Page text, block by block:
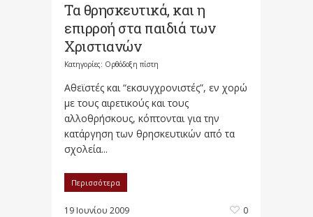
Τα θρησκευτικά, και η
επιρροή στα παιδιά των
Χριστιανών
Κατηγορίες: Ορθόδοξη πίστη
Αθεϊστές και “εκσυγχρονιστές”, εν χορώ
με τους αιρετικούς και τους
αλλοθρήσκους, κόπτονται για την
κατάργηση των θρησκευτικών από τα
σχολεία...
Περισσότερα
19 Ιουνίου 2009 0